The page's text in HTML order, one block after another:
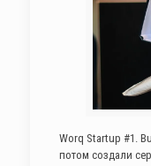
Worq Startup #1.
потом создали